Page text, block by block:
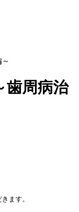
周病治
ます。